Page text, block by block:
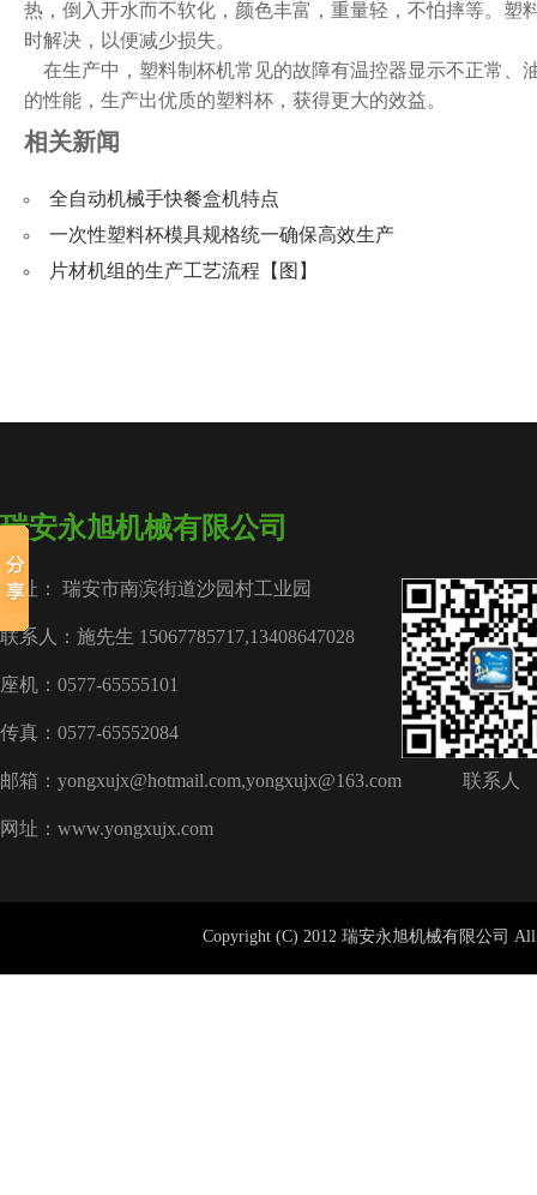
热，倒入开水而不软化，颜色丰富，重量轻，不怕摔等。
时解决，以便减少损失。
在生产中，塑料制杯机常见的故障有温控器显示不正常、
的性能，生产出优质的塑料杯，获得更大的效益。
相关新闻
全自动机械手快餐盒机特点
一次性塑料杯模具规格统一确保高效生产
片材机组的生产工艺流程【图】
瑞安永旭机械有限公司
地址： 瑞安市南滨街道沙园村工业园
联系人：施先生 15067785717,13408647028
座机：0577-65555101
传真：0577-65552084
邮箱：yongxujx@hotmail.com,yongxujx@163.com
网址：www.yongxujx.com
联系人
Copyright (C) 2012 瑞安永旭机械有限公司 All